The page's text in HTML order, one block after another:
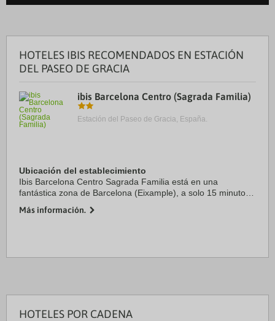
HOTELES IBIS RECOMENDADOS EN ESTACIÓN
DEL PASEO DE GRACIA
ibis Barcelona Centro (Sagrada Familia)
Estación del Paseo de Gracia, España.
Ubicación del establecimiento
Ibis Barcelona Centro Sagrada Familia está en una
fantástica zona de Barcelona (Eixample), a solo 15 minutos
encuentra a 2,2 km de Plaza de ...
Más información.
HOTELES POR CADENA